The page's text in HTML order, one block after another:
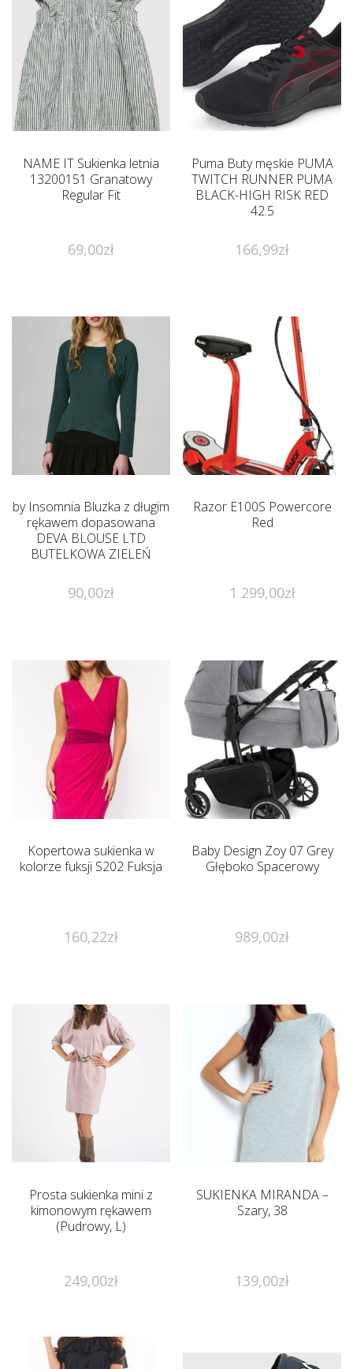
NAME IT Sukienka letnia
13200151 Granatowy
Regular Fit
69,00zł
Puma Buty męskie PUMA
TWITCH RUNNER PUMA
BLACK-HIGH RISK RED
42.5
166,99zł
by Insomnia Bluzka z długim
rękawem dopasowana
DEVA BLOUSE LTD
BUTELKOWA ZIELEŃ
90,00zł
Razor E100S Powercore
Red
1 299,00zł
Kopertowa sukienka w
kolorze fuksji S202 Fuksja
160,22zł
Baby Design Zoy 07 Grey
Głęboko Spacerowy
989,00zł
Prosta sukienka mini z
kimonowym rękawem
(Pudrowy, L)
249,00zł
SUKIENKA MIRANDA –
Szary, 38
139,00zł